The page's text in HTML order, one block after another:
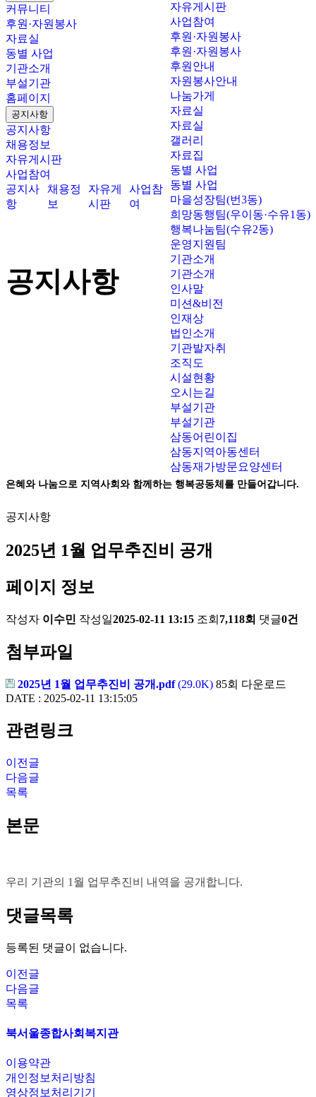
자유게시판
사업참여
후원·자원봉사
후원·자원봉사
후원안내
자원봉사안내
나눔가게
자료실
자료실
갤러리
자료집
동별 사업
동별 사업
마을성장팀(번3동)
희망동행팀(우이동·수유1동)
행복나눔팀(수유2동)
운영지원팀
기관소개
기관소개
인사말
미션&비전
인재상
법인소개
기관발자취
조직도
시설현황
오시는길
부설기관
부설기관
삼동어린이집
삼동지역아동센터
삼동재가방문요양센터
커뮤니티
후원·자원봉사
자료실
동별 사업
기관소개
부설기관
홈페이지
공지사항
공지사항
채용정보
자유게시판
사업참여
공지사
항
채용정
보
자유게
시판
사업참
여
공지사항
은혜와 나눔으로 지역사회와 함께하는 행복공동체를 만들어갑니다.
공지사항
2025년 1월 업무추진비 공개
페이지 정보
작성자 이수민 작성일2025-02-11 13:15 조회 7,118회 댓글0건
첨부파일
2025년 1월 업무추진비 공개.pdf(29.0K) 85회 다운로드
DATE : 2025-02-11 13:15:05
관련링크
이전글
다음글
목록
본문
우리 기관의 1월 업무추진비 내역을 공개합니다.
댓글목록
등록된 댓글이 없습니다.
이전글
다음글
목록
북서울종합사회복지관
이용약관
개인정보처리방침
영상정보처리기기